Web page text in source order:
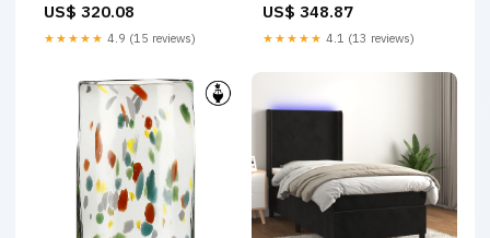
US$ 320.08
★★★★★ 4.9 (15 reviews)
US$ 348.87
★★★★★ 4.1 (13 reviews)